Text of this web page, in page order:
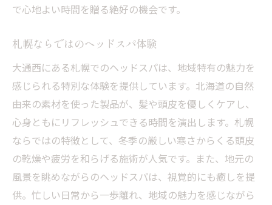
で心地よい時間を贈る絶好の機会です。
札幌ならではのヘッドスパ体験
大通西にある札幌でのヘッドスパは、地域特有の魅力を
感じられる特別な体験を提供しています。北海道の自然
由来の素材を使った製品が、髪や頭皮を優しくケアし、
心身ともにリフレッシュできる時間を演出します。札幌
ならではの特徴として、冬季の厳しい寒さからくる頭皮
の乾燥や疲労を和らげる施術が人気です。また、地元の
風景を眺めながらのヘッドスパは、視覚的にも癒しを提
供。忙しい日常から一歩離れ、地域の魅力を感じながら